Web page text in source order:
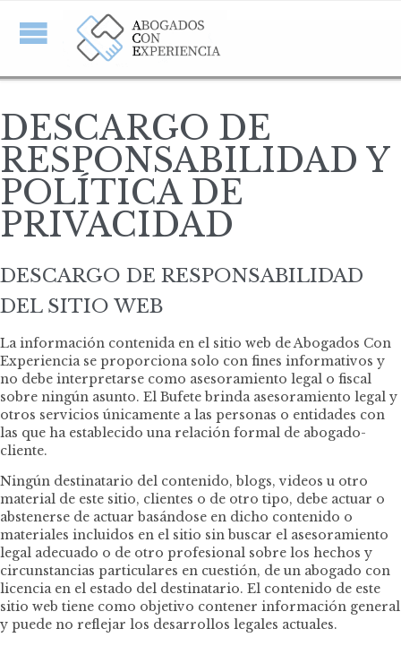
DESCARGO DE
RESPONSABILIDAD Y
POLÍTICA DE
PRIVACIDAD
DESCARGO DE RESPONSABILIDAD
DEL SITIO WEB
La información contenida en el sitio web de Abogados Con
Experiencia se proporciona solo con fines informativos y
no debe interpretarse como asesoramiento legal o fiscal
sobre ningún asunto. El Bufete brinda asesoramiento legal y
otros servicios únicamente a las personas o entidades con
las que ha establecido una relación formal de abogado-
cliente.
Ningún destinatario del contenido, blogs, videos u otro
material de este sitio, clientes o de otro tipo, debe actuar o
abstenerse de actuar basándose en dicho contenido o
materiales incluidos en el sitio sin buscar el asesoramiento
legal adecuado o de otro profesional sobre los hechos y
circunstancias particulares en cuestión, de un abogado con
licencia en el estado del destinatario. El contenido de este
sitio web tiene como objetivo contener información general
y puede no reflejar los desarrollos legales actuales.